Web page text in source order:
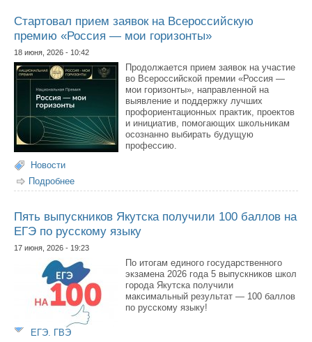
Стартовал прием заявок на Всероссийскую
премию «Россия — мои горизонты»
18 июня, 2026 - 10:42
Продолжается прием заявок на участие
во Всероссийской премии «Россия —
мои горизонты», направленной на
выявление и поддержку лучших
профориентационных практик, проектов
и инициатив, помогающих школьникам
осознанно выбирать будущую
профессию.
Новости
Подробнее
«Россия — мои горизонты»
Пять выпускников Якутска получили 100 баллов на
ЕГЭ по русскому языку
17 июня, 2026 - 19:23
По итогам единого государственного
экзамена 2026 года 5 выпускников школ
города Якутска получили
максимальный результат — 100 баллов
по русскому языку!
ЕГЭ. ГВЭ